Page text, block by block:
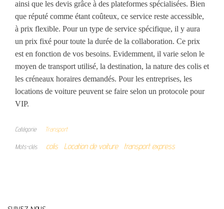
ainsi que les devis grâce à des plateformes spécialisées. Bien
que réputé comme étant coûteux, ce service reste accessible,
à prix flexible. Pour un type de service spécifique, il y aura
un prix fixé pour toute la durée de la collaboration. Ce prix
est en fonction de vos besoins. Evidemment, il varie selon le
moyen de transport utilisé, la destination, la nature des colis et
les créneaux horaires demandés. Pour les entreprises, les
locations de voiture peuvent se faire selon un protocole pour
VIP.
Catégorie Transport
Mots-clés colis Location de voiture transport express